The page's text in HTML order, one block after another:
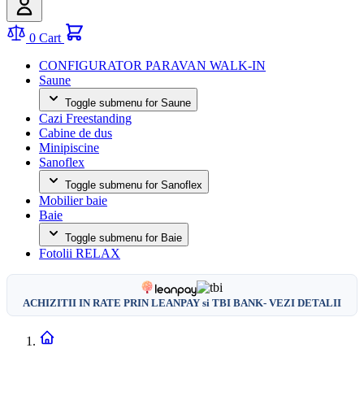
0 Cart
CONFIGURATOR PARAVAN WALK-IN
Saune
Toggle submenu for Saune
Cazi Freestanding
Cabine de dus
Minipiscine
Sanoflex
Toggle submenu for Sanoflex
Mobilier baie
Baie
Toggle submenu for Baie
Fotolii RELAX
ACHIZITII IN RATE PRIN LEANPAY si TBI BANK- VEZI DETALII